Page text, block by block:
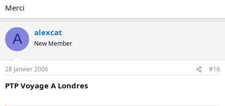
Merci
A alexcat
New Member
28 Janvier 2006 #16
PTP Voyage A Londres